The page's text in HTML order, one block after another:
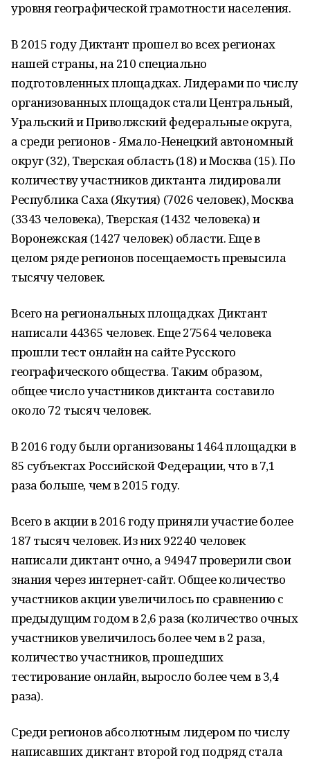
уровня географической грамотности населения.
В 2015 году Диктант прошел во всех регионах
нашей страны, на 210 специально
подготовленных площадках. Лидерами по числу
организованных площадок стали Центральный,
Уральский и Приволжский федеральные округа,
а среди регионов - Ямало-Ненецкий автономный
округ (32), Тверская область (18) и Москва (15). По
количеству участников диктанта лидировали
Республика Саха (Якутия) (7026 человек), Москва
(3343 человека), Тверская (1432 человека) и
Воронежская (1427 человек) области. Еще в
целом ряде регионов посещаемость превысила
тысячу человек.
Всего на региональных площадках Диктант
написали 44365 человек. Еще 27564 человека
прошли тест онлайн на сайте Русского
географического общества. Таким образом,
общее число участников диктанта составило
около 72 тысяч человек.
В 2016 году были организованы 1464 площадки в
85 субъектах Российской Федерации, что в 7,1
раза больше, чем в 2015 году.
Всего в акции в 2016 году приняли участие более
187 тысяч человек. Из них 92240 человек
написали диктант очно, а 94947 проверили свои
знания через интернет-сайт. Общее количество
участников акции увеличилось по сравнению с
предыдущим годом в 2,6 раза (количество очных
участников увеличилось более чем в 2 раза,
количество участников, прошедших
тестирование онлайн, выросло более чем в 3,4
раза).
Среди регионов абсолютным лидером по числу
написавших диктант второй год подряд стала